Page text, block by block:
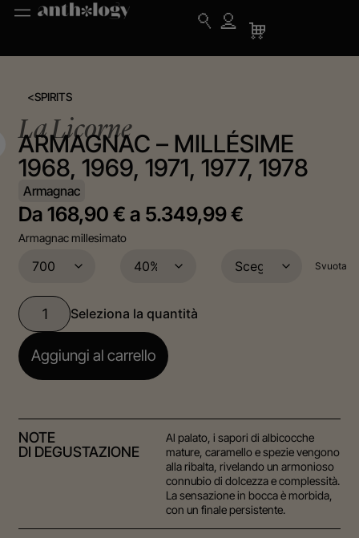
<SPIRITS
La Licorne
ARMAGNAC – MILLÉSIME
1968, 1969, 1971, 1977, 1978
Armagnac
Da 168,90 € a 5.349,99€
Armagnac millesimato
Svuota
Aggiungi al carrello
NOTE
DI DEGUSTAZIONE
Al palato, i sapori di albicocche
mature, caramello e spezie vengono
alla ribalta, rivelando un armonioso
connubio di dolcezza e complessità.
La sensazione in bocca è morbida,
con un finale persistente.